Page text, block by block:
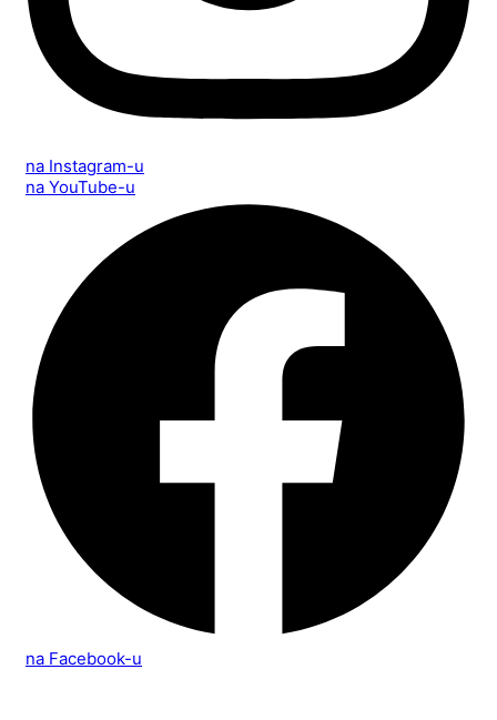
na Instagram-u
na YouTube-u
na Facebook-u